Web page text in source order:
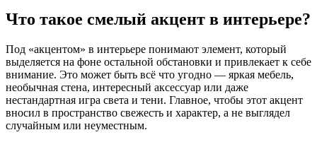
Что такое смелый акцент в интерьере?
Под «акцентом» в интерьере понимают элемент, который
выделяется на фоне остальной обстановки и привлекает к себе
внимание. Это может быть всё что угодно — яркая мебель,
необычная стена, интересный аксессуар или даже
нестандартная игра света и тени. Главное, чтобы этот акцент
вносил в пространство свежесть и характер, а не выглядел
случайным или неуместным.